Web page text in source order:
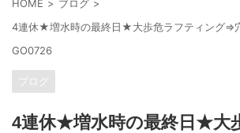
HOME
ブログ
4連休★増水時の最終日★大歩危ラフティング⇒
GO0726
ブログ
4連休★増水時の最終日★大